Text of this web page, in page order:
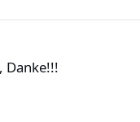
Danke!!!